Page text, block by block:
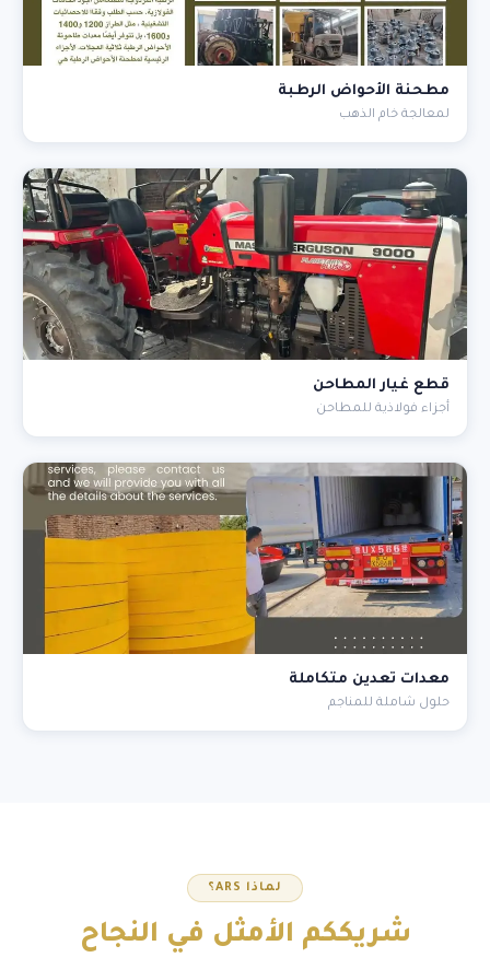
مطحنة الأحواض الرطبة
لمعالجة خام الذهب
قطع غيار المطاحن
أجزاء فولاذية للمطاحن
معدات تعدين متكاملة
حلول شاملة للمناجم
لماذا ARS؟
شريككم الأمثل في النجاح